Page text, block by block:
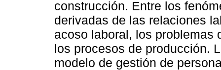
construcción. Entre los
derivadas de las relaciones
acoso laboral, los problemas
los procesos de producción.
modelo de gestión de